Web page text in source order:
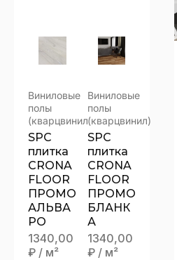
Виниловые
полы
(кварцвинил)
SPC
плитка
CRONA
FLOOR
ПРОМО
АЛЬВА
РО
1340,00
₽ / м²
Виниловые
полы
(кварцвинил)
SPC
плитка
CRONA
FLOOR
ПРОМО
БЛАНК
А
1340,00
₽ / м²
Новости/
2025
КОГДА
НУЖЕН
КЕРАМ
ОГРАН
ИТ
“ЗДЕСЬ
СЕЙЧА